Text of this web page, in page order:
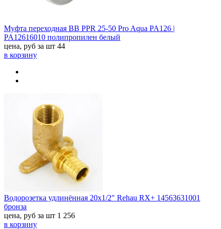
Муфта переходная ВВ PPR 25-50 Pro Aqua PA126 |
PA12616010 полипропилен белый
цена, руб за шт 44
в корзину
Водорозетка удлинённая 20x1/2" Rehau RX+ 14563631001
бронза
цена, руб за шт 1 256
в корзину